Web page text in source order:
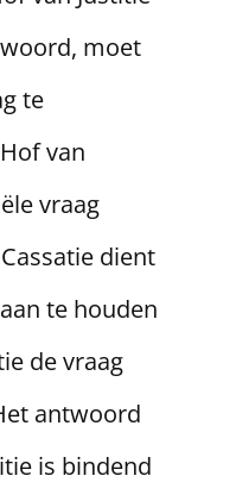
moet
te
van
vraag
dient
te houden
de vraag
antwoord
is bindend